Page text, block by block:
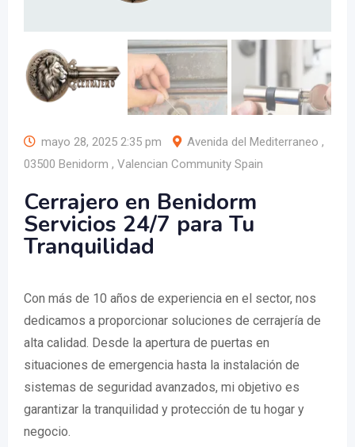
mayo 28, 2025 2:35 pm
Avenida del Mediterraneo ,
03500 Benidorm , Valencian Community Spain
Cerrajero en Benidorm
Servicios 24/7 para Tu
Tranquilidad
Con más de 10 años de experiencia en el sector, nos
dedicamos a proporcionar soluciones de cerrajería de
alta calidad. Desde la apertura de puertas en
situaciones de emergencia hasta la instalación de
sistemas de seguridad avanzados, mi objetivo es
garantizar la tranquilidad y protección de tu hogar y
negocio.